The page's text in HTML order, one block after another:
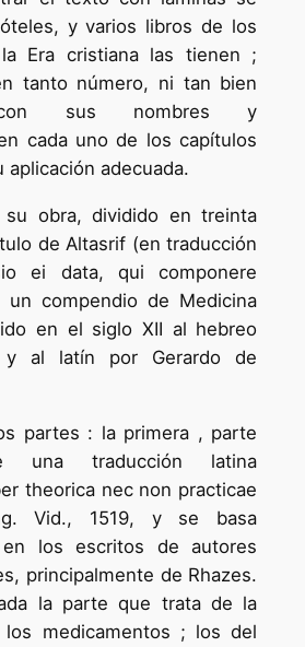
y varios libros de los
Era cristiana las tienen ;
tanto número, ni tan bien
con sus nombres y
cada uno de los capítulos
adecuada.
obra, dividido en treinta
de Altasrif (en traducción
ei data, qui componere
un compendio de Medicina
en el siglo XII al hebreo
al latín por Gerardo de
partes : la primera , parte
una traducción latina
theorica nec non practicae
Vid., 1519, y se basa
en los escritos de autores
principalmente de Rhazes.
la parte que trata de la
los medicamentos ; los del